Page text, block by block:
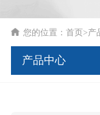
您的位置：首页>产
产品中心